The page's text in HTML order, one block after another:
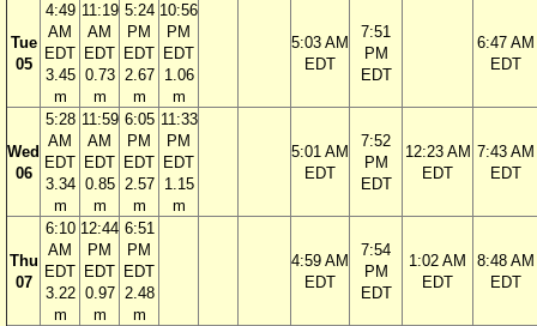
Tue
05
4:49
AM
EDT
3.45
m
11:19
AM
EDT
0.73
m
5:24
PM
EDT
2.67
m
10:56
PM
EDT
1.06
m
5:03 AM
EDT
7:51
PM
EDT
6:47 AM
EDT
Wed
06
5:28
AM
EDT
3.34
m
11:59
AM
EDT
0.85
m
6:05
PM
EDT
2.57
m
11:33
PM
EDT
1.15
m
5:01 AM
EDT
7:52
PM
EDT
12:23 AM
EDT
7:43 AM
EDT
Thu
07
6:10
AM
EDT
3.22
m
12:44
PM
EDT
0.97
m
6:51
PM
EDT
2.48
m
4:59 AM
EDT
7:54
PM
EDT
1:02 AM
EDT
8:48 AM
EDT